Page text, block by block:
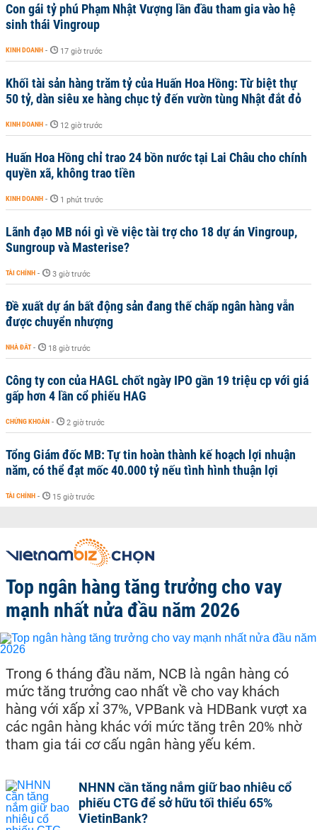
Con gái tỷ phú Phạm Nhật Vượng lần đầu tham gia vào hệ
sinh thái Vingroup
KINH DOANH - 17 giờ trước
Khối tài sản hàng trăm tỷ của Huấn Hoa Hồng: Từ biệt thự
50 tỷ, dàn siêu xe hàng chục tỷ đến vườn tùng Nhật đắt đỏ
KINH DOANH - 12 giờ trước
Huấn Hoa Hồng chỉ trao 24 bồn nước tại Lai Châu cho chính
quyền xã, không trao tiền
KINH DOANH - 1 phút trước
Lãnh đạo MB nói gì về việc tài trợ cho 18 dự án Vingroup,
Sungroup và Masterise?
TÀI CHÍNH - 3 giờ trước
Đề xuất dự án bất động sản đang thế chấp ngân hàng vẫn
được chuyển nhượng
NHÀ ĐẤT - 18 giờ trước
Công ty con của HAGL chốt ngày IPO gần 19 triệu cp với giá
gấp hơn 4 lần cổ phiếu HAG
CHỨNG KHOÁN - 2 giờ trước
Tổng Giám đốc MB: Tự tin hoàn thành kế hoạch lợi nhuận
năm, có thể đạt mốc 40.000 tỷ nếu tình hình thuận lợi
TÀI CHÍNH - 15 giờ trước
Top ngân hàng tăng trưởng cho vay
mạnh nhất nửa đầu năm 2026
Trong 6 tháng đầu năm, NCB là ngân hàng có
mức tăng trưởng cao nhất về cho vay khách
hàng với xấp xỉ 37%, VPBank và HDBank vượt xa
các ngân hàng khác với mức tăng trên 20% nhờ
tham gia tái cơ cấu ngân hàng yếu kém.
NHNN cần tăng nắm giữ bao nhiêu cổ
phiếu CTG để sở hữu tối thiểu 65%
VietinBank?